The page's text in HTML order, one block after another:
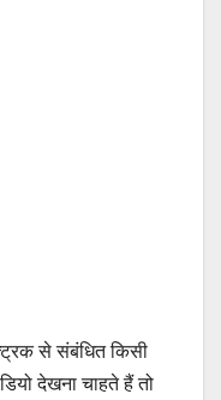
से संबंधित किसी
देखना चाहते हैं तो